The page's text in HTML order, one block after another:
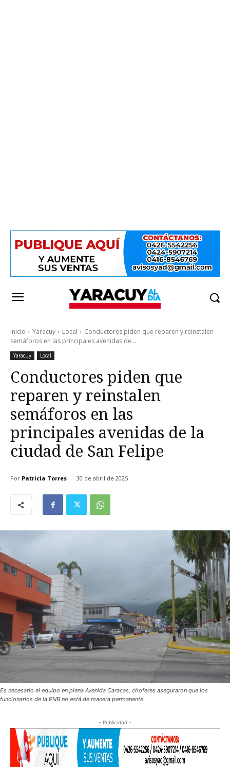
Inicio Yaracuy Local
Conductores piden que reparen y reinstalen
semáforos en las principales avenidas de...
Yaracuy Local
Conductores piden que
reparen y reinstalen
semáforos en las
principales avenidas de la
ciudad de San Felipe
Por Patricia Torres 30 de abril de 2025
Es necesario el equipo en plena Avenida Caracas, choferes aseguraron que los
funcionarios de la PNB no está de manera permanente
- Publicidad -